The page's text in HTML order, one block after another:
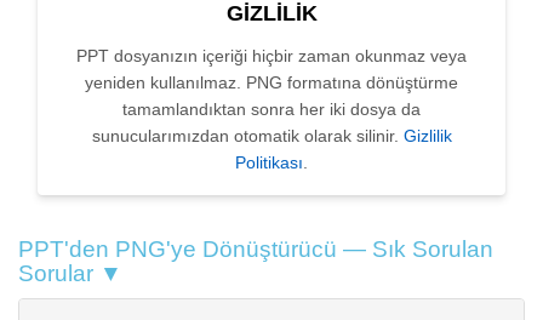
GIZLILIK
PPT dosyanızın içeriği hiçbir zaman okunmaz veya
yeniden kullanılmaz. PNG formatına dönüştürme
tamamlandıktan sonra her iki dosya da
sunucularımızdan otomatik olarak silinir. Gizlilik
Politikası.
PPT'den PNG'ye Dönüştürücü — Sık Sorulan
Sorular ▼